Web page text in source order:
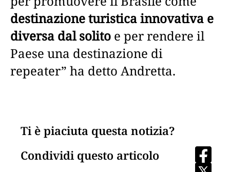
destinazione turistica innovativa e
diversa dal solito e per rendere il
Paese una destinazione di
repeater” ha detto Andretta.
Ti è piaciuta questa notizia?
Condividi questo articolo